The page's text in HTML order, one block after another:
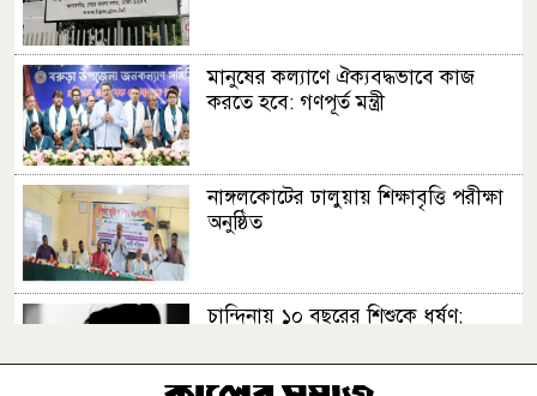
মানুষের কল্যাণে ঐক্যবদ্ধভাবে কাজ
করতে হবে: গণপূর্ত মন্ত্রী
নাঙ্গলকোটের ঢালুয়ায় শিক্ষাবৃত্তি পরীক্ষা
অনুষ্ঠিত
চান্দিনায় ১০ বছরের শিশুকে ধর্ষণ;